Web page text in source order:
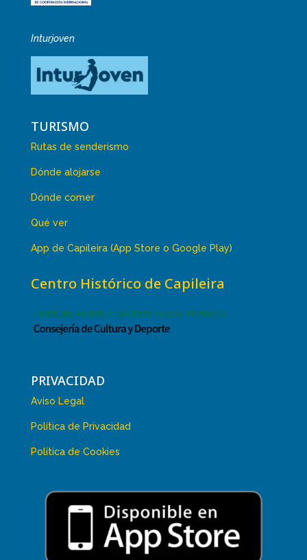
Inturjoven
TURISMO
Rutas de senderismo
Dónde alojarse
Dónde comer
Qué ver
App de Capileira (App Store o Google Play)
Centro Histórico de Capileira
PRIVACIDAD
Aviso Legal
Política de Privacidad
Política de Cookies